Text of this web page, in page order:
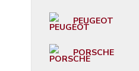
PEUGEOT
PORSCHE